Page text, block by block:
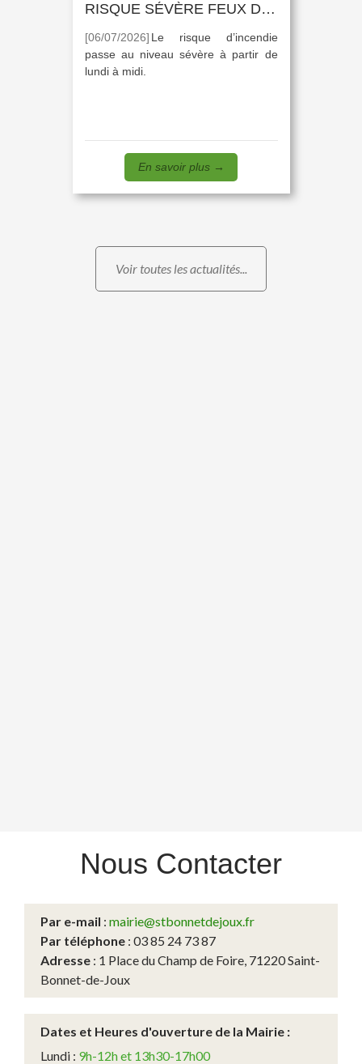
RISQUE SÉVÈRE FEUX DE FORÊTS
[06/07/2026] Le risque d’incendie
passe au niveau sévère à partir de
lundi à midi.
En savoir plus →
Voir toutes les actualités...
Nous Contacter
Par e-mail : mairie@stbonnetdejoux.fr
Par téléphone : 03 85 24 73 87
Adresse : 1 Place du Champ de Foire, 71220 Saint-
Bonnet-de-Joux
Dates et Heures d'ouverture de la Mairie :
Lundi : 9h-12h et 13h30-17h00